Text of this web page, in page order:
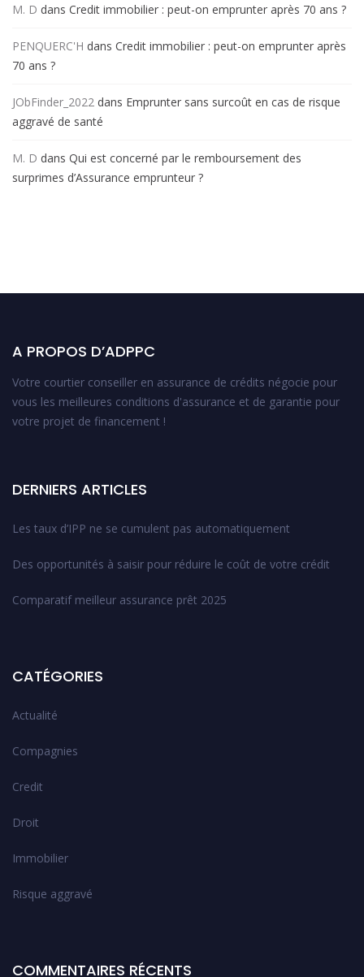
M. D dans Credit immobilier : peut-on emprunter après 70 ans ?
PENQUERC'H dans Credit immobilier : peut-on emprunter après
70 ans ?
JObFinder_2022 dans Emprunter sans surcoût en cas de risque
aggravé de santé
M. D dans Qui est concerné par le remboursement des
surprimes d’Assurance emprunteur ?
A PROPOS D’ADPPC
Votre courtier conseiller en assurance de crédits négocie pour
vous les meilleures conditions d'assurance et de garantie pour
votre projet de financement !
DERNIERS ARTICLES
Les taux d’IPP ne se cumulent pas automatiquement
Des opportunités à saisir pour réduire le coût de votre crédit
Comparatif meilleur assurance prêt 2025
CATÉGORIES
Actualité
Compagnies
Credit
Droit
Immobilier
Risque aggravé
COMMENTAIRES RÉCENTS